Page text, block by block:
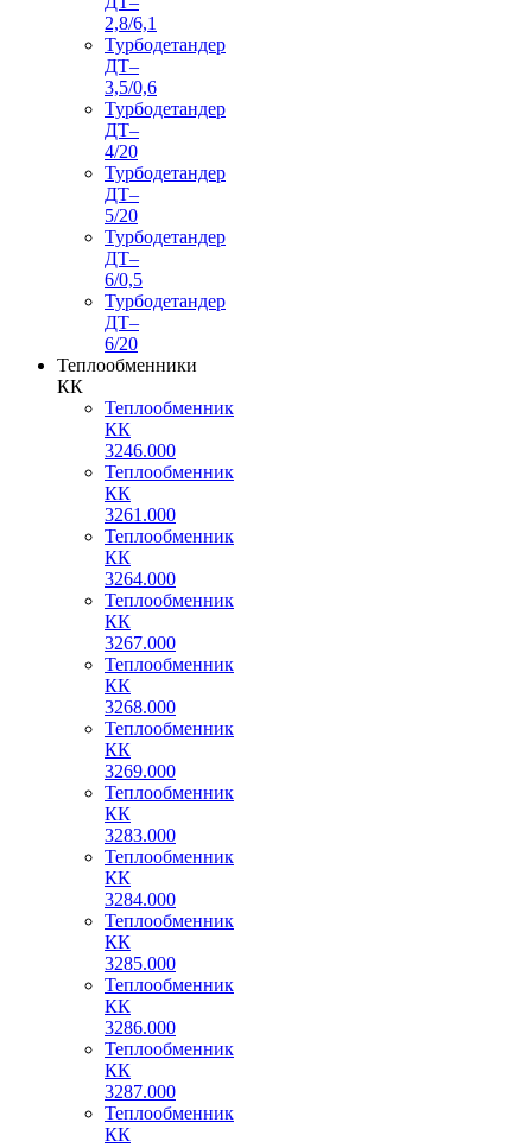
2,8/6,1
Турбодетандер
ДТ–
3,5/0,6
Турбодетандер
ДТ–
4/20
Турбодетандер
ДТ–
5/20
Турбодетандер
ДТ–
6/0,5
Турбодетандер
ДТ–
6/20
Теплообменники
КК
Теплообменник
КК
3246.000
Теплообменник
КК
3261.000
Теплообменник
КК
3264.000
Теплообменник
КК
3267.000
Теплообменник
КК
3268.000
Теплообменник
КК
3269.000
Теплообменник
КК
3283.000
Теплообменник
КК
3284.000
Теплообменник
КК
3285.000
Теплообменник
КК
3286.000
Теплообменник
КК
3287.000
Теплообменник
КК